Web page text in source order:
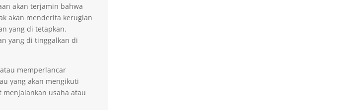
akan terjamin bahwa
akan menderita kerugian
yang di tetapkan.
yang di tinggalkan di
memperlancar
yang akan mengikuti
menjalankan usaha atau